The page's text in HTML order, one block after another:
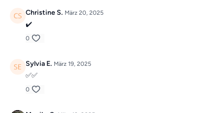
Christine S. März 20, 2025
✔️
0
Sylvia E. März 19, 2025
✅️✅️
0